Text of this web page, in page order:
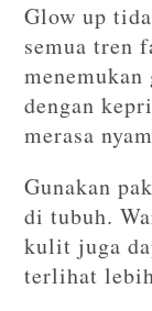
Glow up
semua tren
menemukan
dengan
merasa
Gunakan
di tubuh.
kulit juga
terlihat